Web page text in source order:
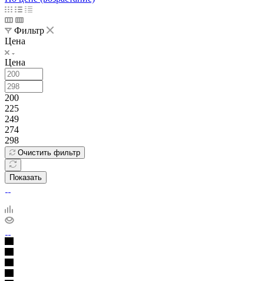
Фильтр
Цена
Цена
200
225
249
274
298
Очистить фильтр
Показать